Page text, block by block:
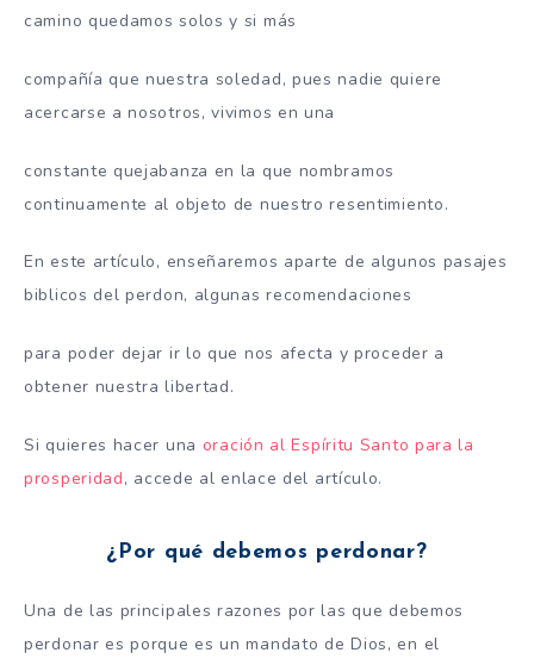
camino quedamos solos y si más
compañía que nuestra soledad, pues nadie quiere
acercarse a nosotros, vivimos en una
constante quejabanza en la que nombramos
continuamente al objeto de nuestro resentimiento.
En este artículo, enseñaremos aparte de algunos pasajes
biblicos del perdon, algunas recomendaciones
para poder dejar ir lo que nos afecta y proceder a
obtener nuestra libertad.
Si quieres hacer una oración al Espíritu Santo para la
prosperidad, accede al enlace del artículo.
¿Por qué debemos perdonar?
Una de las principales razones por las que debemos
perdonar es porque es un mandato de Dios, en el